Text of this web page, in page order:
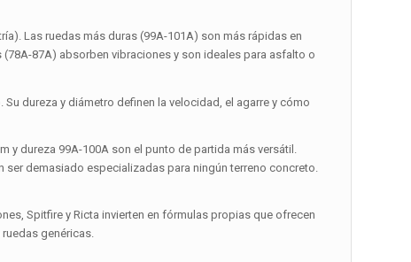
Las ruedas más duras (99A-101A) son más rápidas en
87A) absorben vibraciones y son ideales para asfalto o
dureza y diámetro definen la velocidad, el agarre y cómo
y dureza 99A-100A son el punto de partida más versátil.
demasiado especializadas para ningún terreno concreto.
Spitfire y Ricta invierten en fórmulas propias que ofrecen
genéricas.